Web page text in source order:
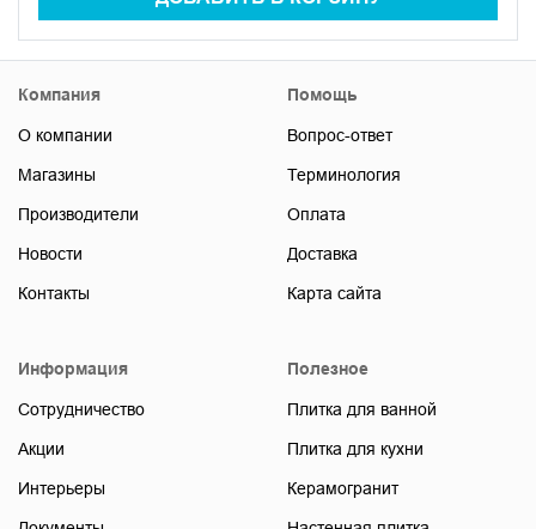
Компания
О компании
Магазины
Производители
Новости
Контакты
Помощь
Вопрос-ответ
Терминология
Оплата
Доставка
Карта сайта
Информация
Сотрудничество
Акции
Интерьеры
Полезное
Плитка для ванной
Плитка для кухни
Керамогранит